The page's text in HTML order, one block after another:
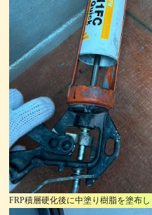
FRP積層硬化後に中塗り樹脂を塗布し